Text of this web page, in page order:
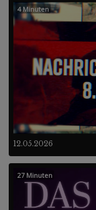
12.05.2026
4 Minuten
27 Minuten